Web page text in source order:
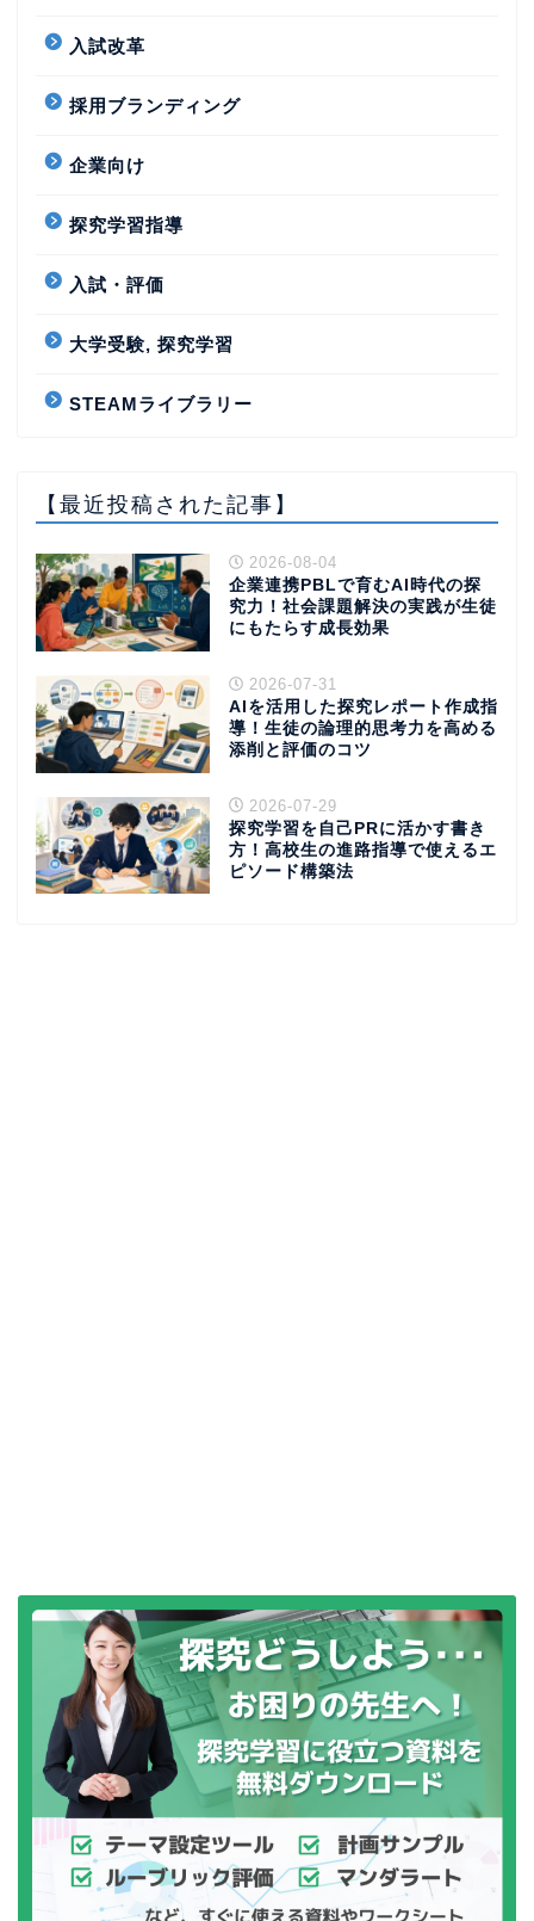
入試改革
採用ブランディング
企業向け
探究学習指導
入試・評価
大学受験, 探究学習
STEAMライブラリー
【最近投稿された記事】
2026-08-04
企業連携PBLで育むAI時代の探
究力！社会課題解決の実践が生徒
にもたらす成長効果
2026-07-31
AIを活用した探究レポート作成指
導！生徒の論理的思考力を高める
添削と評価のコツ
2026-07-29
探究学習を自己PRに活かす書き
方！高校生の進路指導で使えるエ
ピソード構築法